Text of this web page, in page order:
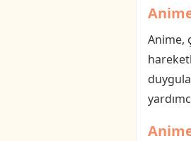
Anime,